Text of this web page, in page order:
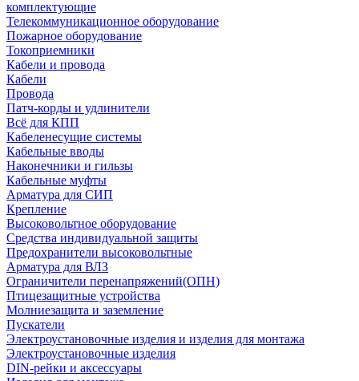
комплектующие
Телекоммуникационное оборудование
Пожарное оборудование
Токоприемники
Кабели и провода
Кабели
Провода
Патч-корды и удлинители
Всё для КПП
Кабеленесущие системы
Кабельные вводы
Наконечники и гильзы
Кабельные муфты
Арматура для СИП
Крепление
Высоковольтное оборудование
Средства индивидуальной защиты
Предохранители высоковольтные
Арматура для ВЛЗ
Ограничители перенапряжений(ОПН)
Птицезащитные устройства
Молниезащита и заземление
Пускатели
Электроустановочные изделия и изделия для монтажа
Электроустановочные изделия
DIN-рейки и аксессуары